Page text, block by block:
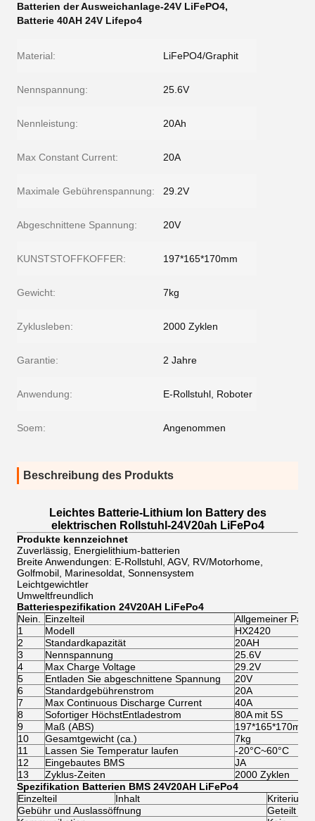
Batterien der Ausweichanlage-24V LiFePO4,
Batterie 40AH 24V Lifepo4
Material: LiFePO4/Graphit
Nennspannung: 25.6V
Nennleistung: 20Ah
Max Constant Current: 20A
Maximale Gebührenspannung: 29.2V
Abgeschnittene Spannung: 20V
KUNSTSTOFFKOFFER: 197*165*170mm
Gewicht: 7kg
Zyklusleben: 2000 Zyklen
Garantie: 2 Jahre
Anwendung: E-Rollstuhl, Roboter
Soem: Angenommen
Beschreibung des Produkts
Leichtes Batterie-Lithium Ion Battery des
elektrischen Rollstuhl-24V20ah LiFePo4
Produkte kennzeichnet
Zuverlässig, Energielithium-batterien
Breite Anwendungen: E-Rollstuhl, AGV, RV/Motorhome,
Golfmobil, Marinesoldat, Sonnensystem
Leichtgewichtler
Umweltfreundlich
Batteriespezifikation 24V20AH LiFePo4
Nein.
Einzelteil
Allgemeiner
1
Modell
HX2420
2
Standardkapazität
20AH
3
Nennspannung
25.6V
4
Max Charge Voltage
29.2V
5
Entladen Sie abgeschnittene Spannung
20V
6
Standardgebührenstrom
20A
7
Max Continuous Discharge Current
40A
8
Sofortiger HöchstEntladestrom
80A mit 5S
9
Maß (ABS)
197*165*170mm
10
Gesamtgewicht (ca.)
7kg
11
Lassen Sie Temperatur laufen
-20°C~60°C
12
Eingebautes BMS
JA
13
Zyklus-Zeiten
2000 Zyklen
Spezifikation Batterien BMS 24V20AH LiFePo4
Einzelteil
Inhalt
Kriterium
Gebühr und Auslassöffnung
Geteilt